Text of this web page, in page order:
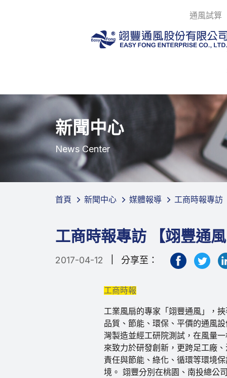
通風試算
新聞中心
News Center
首頁 新聞中心 媒體報導 工商時報專訪
工商時報專訪 【翊豐通
2017-04-12 分享至：
工商時報
工業風扇的專家「翊豐通風」，
品質、節能、環保、平價的通風
灣製造並經工研院測試，在風量
來致力於研發創新，更跨足工廠
責任與節能、綠化、循環等環境
境。 翊豐分別在桃園、南投總公